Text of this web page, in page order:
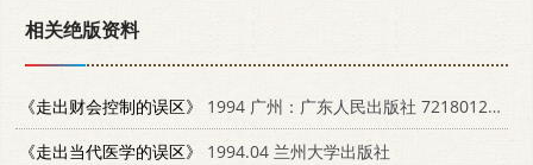
相关绝版资料
《走出财会控制的误区》
1994 广州：广东人民出版社 7218012183
《走出当代医学的误区》
1994.04 兰州大学出版社